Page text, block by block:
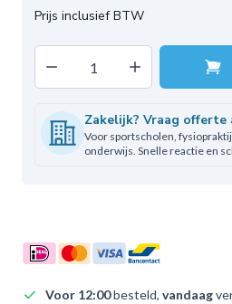
Decrease quantityIncrease
Zakelijk? Vraag offerte
Voor sportscholen,
onderwijs. Snelle reactie en
Voor 12:00besteld, vandaag